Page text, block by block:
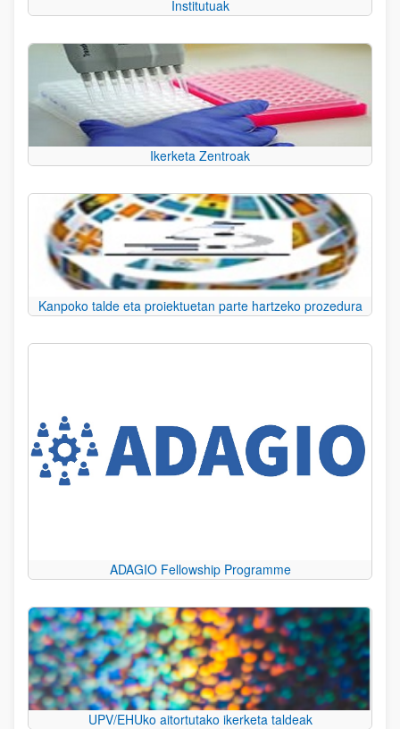
Institutuak
Ikerketa Zentroak
Kanpoko talde eta proiektuetan parte hartzeko prozedura
ADAGIO Fellowship Programme
UPV/EHUko aitortutako ikerketa taldeak